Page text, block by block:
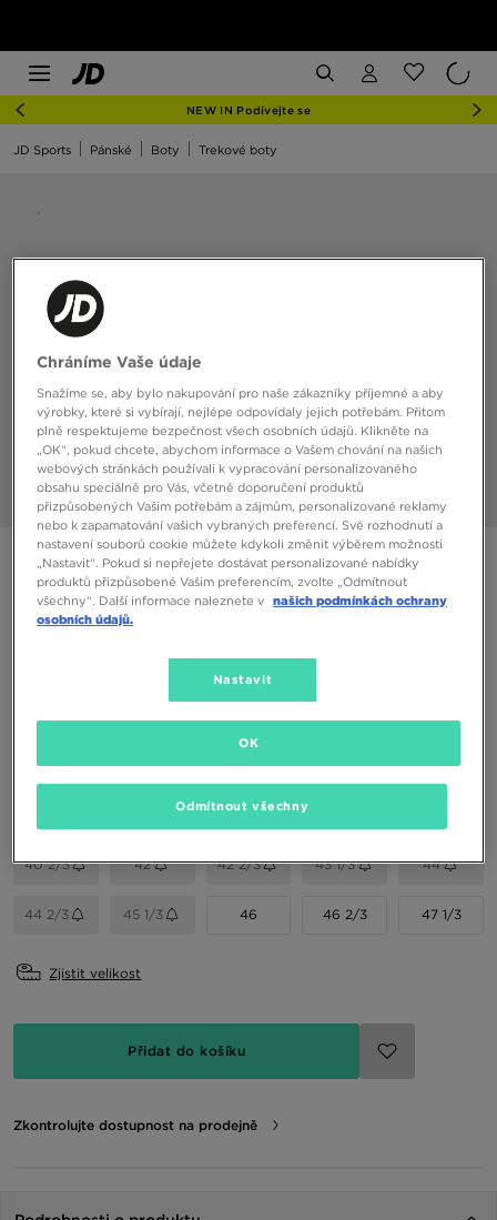
NEW IN Podívejte se
JD Sports Pánské Boty Trekové boty
SALOMON XT-6 GTX
4990 Kč
Vyberte velikost
40 2/3 42 42 2/3 43 1/3 44
44 2/3 45 1/3 46 46 2/3 47 1/3
Zjistit velikost
Přidat do košíku
Zkontrolujte dostupnost na prodejně
Chráníme Vaše údaje
Snažíme se, aby bylo nakupování pro naše zákazníky příjemné a aby
výrobky, které si vybírají, nejlépe odpovídaly jejich potřebám. Přitom
plně respektujeme bezpečnost všech osobních údajů. Klikněte na
„OK“, pokud chcete, abychom informace o Vašem chování na našich
webových stránkách používali k vypracování personalizovaného
obsahu speciálně pro Vás, včetně doporučení produktů
přizpůsobených Vašim potřebám a zájmům, personalizované reklamy
nebo k zapamatování vašich vybraných preferencí. Své rozhodnutí a
nastavení souborů cookie můžete kdykoli změnit výběrem možnosti
„Nastavit“. Pokud si nepřejete dostávat personalizované nabídky
produktů přizpůsobené Vašim preferencím, zvolte „Odmítnout
všechny“. Další informace naleznete v našich podmínkách ochrany
osobních údajů.
Nastavit
Odmítnout všechny
OK